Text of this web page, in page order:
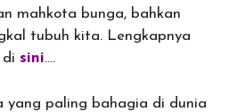
mahkota bunga, bahkan
tubuh kita. Lengkapnya
di sini….
yang paling bahagia di dunia